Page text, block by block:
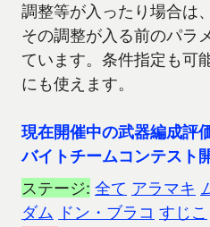
調整等が入ったり場合は
その調整が入る前のパラ
ています。条件指定も可
にも使えます。
現在開催中の武器編成評
バイトチームコンテスト
ステージ: 全て アラマキ
ダム ドン・ブラコ すじこ